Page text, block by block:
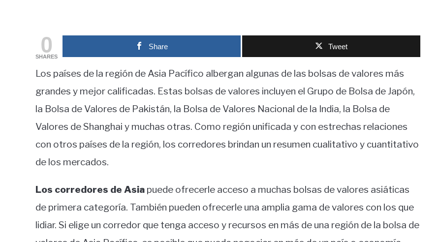
in
financiera
0
SHARES
Share Tweet
Los países de la región de Asia Pacífico albergan algunas de las bolsas de valores más
grandes y mejor calificadas. Estas bolsas de valores incluyen el Grupo de Bolsa de Japón,
la Bolsa de Valores de Pakistán, la Bolsa de Valores Nacional de la India, la Bolsa de
Valores de Shanghai y muchas otras. Como región unificada y con estrechas relaciones
con otros países de la región, los corredores brindan un resumen cualitativo y cuantitativo
de los mercados.
Los corredores de Asia puede ofrecerle acceso a muchas bolsas de valores asiáticas
de primera categoría. También pueden ofrecerle una amplia gama de valores con los que
lidiar. Si elige un corredor que tenga acceso y recursos en más de una región de la bolsa de